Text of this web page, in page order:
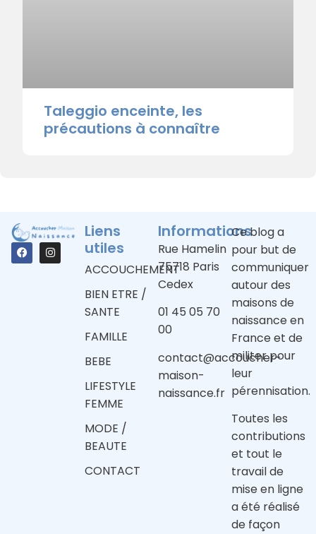
Taleggio enceinte, les
précautions à connaître
Liens
utiles
ACCOUCHEMENT
BIEN ETRE /
SANTE
FAMILLE
BEBE
LIFESTYLE
FEMME
MODE /
BEAUTE
CONTACT
Informations
Rue Hamelin
75718 Paris
Cedex
01 45 05 70
00
contact@accoucher-
maison-
naissance.fr
Ce blog a
pour but de
communiquer
autour des
maisons de
naissance en
France et de
militer pour
leur
pérennisation.
Toutes les
contributions
et tout le
travail de
mise en ligne
a été réalisé
de façon